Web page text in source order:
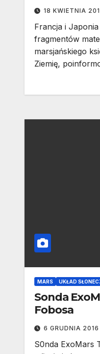
18 KWIETNIA
Francja i
fragmentów
marsjańskiego
Ziemię,
MARS UKŁAD
Sonda
Fobosa
6 GRUDNIA 2016
S0nda ExoMars